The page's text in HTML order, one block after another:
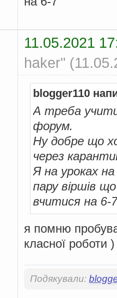
11.05.2021
haker"
blogger110
А треба
форум.
Ну добре що
через
Я на уроках
пару віршів
вчитися на 6-7
я помню
класної роботи )
Подякували: